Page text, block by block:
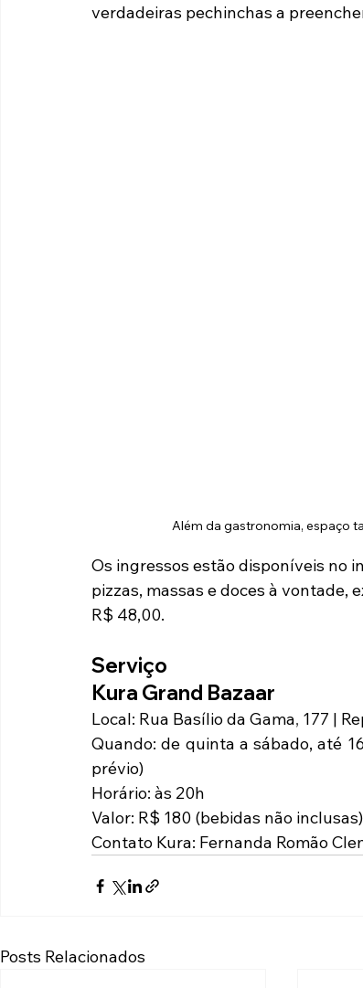
verdadeiras pechinchas a
Além da gastronomia, espaço
Os ingressos estão disponíveis no
pizzas, massas e doces à vontade,
R$ 48,00.
Serviço
Kura Grand Bazaar
Local: Rua Basílio da Gama, 177 |
Quando: de quinta a sábado, até
prévio)
Horário: às 20h
Valor: R$ 180 (bebidas não inclusas)
Contato Kura: Fernanda Romão
Posts Relacionados